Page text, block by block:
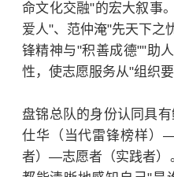
命文化交融"的宏大叙事
爱人"、范仲淹"先天下之
锋精神与"积善成德""助
性，使志愿服务从"组织
盘锦总队的身份认同具
仕华（当代雷锋榜样）
者）—志愿者（实践者）